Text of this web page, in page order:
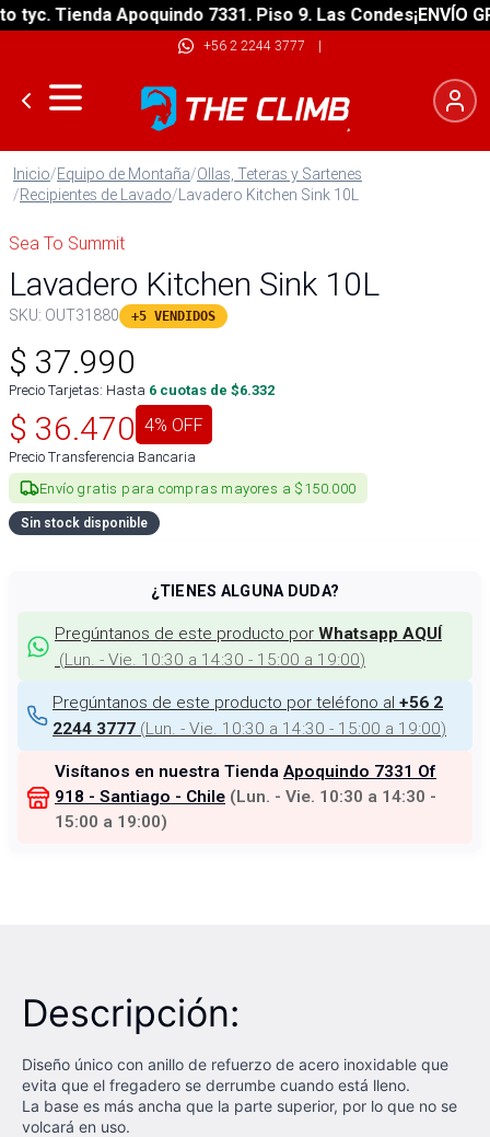
Tienda Apoquindo 7331. Piso 9. Las Condes¡ENVÍO
+56 2 2244 3777 |
Inicio/Equipo de Montaña/Ollas, Teteras y Sartenes
/Recipientes de Lavado/Lavadero Kitchen Sink 10L
Sea To Summit
Lavadero Kitchen Sink 10L
SKU: OUT31880 +5 VENDIDOS
$ 37.990
Precio Tarjetas: Hasta 6 cuotas de $6.332
$ 36.470 4% OFF
Precio Transferencia Bancaria
Envío gratis para compras mayores a $150.000
Sin stock disponible
¿TIENES ALGUNA DUDA?
Pregúntanos de este producto por Whatsapp AQUÍ
(Lun. - Vie. 10:30 a 14:30 - 15:00 a 19:00)
Pregúntanos de este producto por teléfono al +56 2
2244 3777 (Lun. - Vie. 10:30 a 14:30 - 15:00 a 19:00)
Visítanos en nuestra Tienda Apoquindo 7331 Of
918 - Santiago - Chile (Lun. - Vie. 10:30 a 14:30 -
15:00 a 19:00)
Descripción:
Diseño único con anillo de refuerzo de acero inoxidable que
evita que el fregadero se derrumbe cuando está lleno.
La base es más ancha que la parte superior, por lo que no se
volcará en uso.